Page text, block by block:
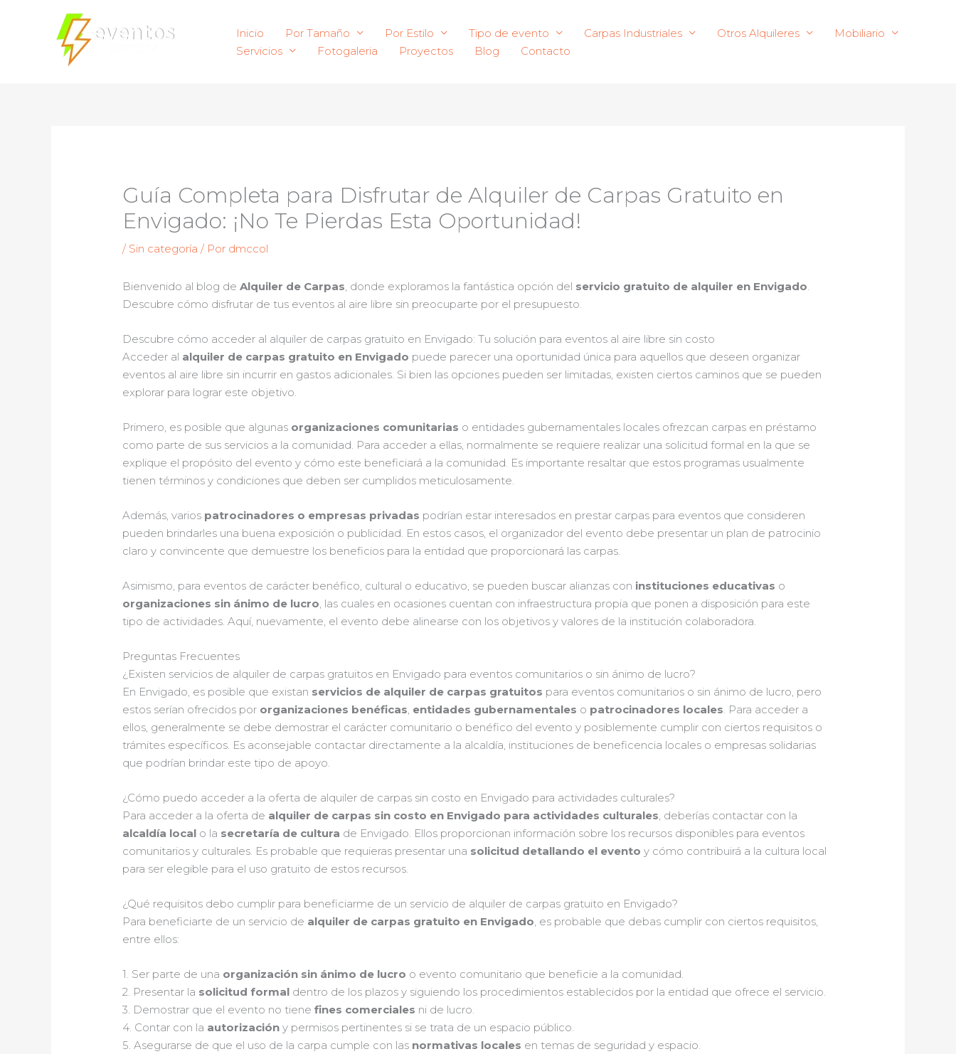
Inicio Por Tamaño Por Estilo Tipo de evento Carpas Industriales Otros Alquileres
Mobiliario
Servicios
Fotogaleria Proyectos Blog Contacto
Guía Completa para Disfrutar de Alquiler de Carpas Gratuito en
Envigado: ¡No Te Pierdas Esta Oportunidad!
/ Sin categoría / Por dmccol
Bienvenido al blog deAlquiler de Carpas, donde exploramos la fantástica opción del servicio gratuito de alquiler en Envigado.
Descubre cómo disfrutar de tus eventos al aire libre sin preocuparte por el presupuesto.
Descubre cómo acceder al alquiler de carpas gratuito en Envigado: Tu solución para eventos al aire libre sin costo
Acceder al alquiler de carpas gratuito en Envigado puede parecer una oportunidad única para aquellos que deseen organizar
eventos al aire libre sin incurrir en gastos adicionales. Si bien las opciones pueden ser limitadas, existen ciertos caminos que se pueden
explorar para lograr este objetivo.
Primero, es posible que algunas organizaciones comunitarias o entidades gubernamentales locales ofrezcan carpas en préstamo
como parte de sus servicios a la comunidad. Para acceder a ellas, normalmente se requiere realizar una solicitud formal en la que se
explique el propósito del evento y cómo este beneficiará a la comunidad. Es importante resaltar que estos programas usualmente
tienen términos y condiciones que deben ser cumplidos meticulosamente.
Además, varios patrocinadores o empresas privadas podrían estar interesados en prestar carpas para eventos que consideren
pueden brindarles una buena exposición o publicidad. En estos casos, el organizador del evento debe presentar un plan de patrocinio
claro y convincente que demuestre los beneficios para la entidad que proporcionará las carpas.
Asimismo, para eventos de carácter benéfico, cultural o educativo, se pueden buscar alianzas con instituciones educativas o
organizaciones sin ánimo de lucro, las cuales en ocasiones cuentan con infraestructura propia que ponen a disposición para este
tipo de actividades. Aquí, nuevamente, el evento debe alinearse con los objetivos y valores de la institución colaboradora.
Preguntas Frecuentes
¿Existen servicios de alquiler de carpas gratuitos en Envigado para eventos comunitarios o sin ánimo de lucro?
En Envigado, es posible que existan servicios de alquiler de carpas gratuitos para eventos comunitarios o sin ánimo de lucro, pero
estos serían ofrecidos por organizaciones benéficas, entidades gubernamentales o patrocinadores locales. Para acceder a
ellos, generalmente se debe demostrar el carácter comunitario o benéfico del evento y posiblemente cumplir con ciertos requisitos o
trámites específicos. Es aconsejable contactar directamente a la alcaldía, instituciones de beneficencia locales o empresas solidarias
que podrían brindar este tipo de apoyo.
¿Cómo puedo acceder a la oferta de alquiler de carpas sin costo en Envigado para actividades culturales?
Para acceder a la oferta de alquiler de carpas sin costo en Envigado para actividades culturales, deberías contactar con la
alcaldía local o la secretaría de cultura de Envigado. Ellos proporcionan información sobre los recursos disponibles para eventos
comunitarios y culturales. Es probable que requieras presentar una solicitud detallando el evento y cómo contribuirá a la cultura local
para ser elegible para el uso gratuito de estos recursos.
¿Qué requisitos debo cumplir para beneficiarme de un servicio de alquiler de carpas gratuito en Envigado?
Para beneficiarte de un servicio de alquiler de carpas gratuito en Envigado, es probable que debas cumplir con ciertos requisitos,
entre ellos:
1. Ser parte de una organización sin ánimo de lucro o evento comunitario que beneficie a la comunidad.
2. Presentar la solicitud formal dentro de los plazos y siguiendo los procedimientos establecidos por la entidad que ofrece el servicio.
3. Demostrar que el evento no tienefines comerciales ni de lucro.
4. Contar con la autorización y permisos pertinentes si se trata de un espacio público.
5. Asegurarse de que el uso de la carpa cumple con las normativas locales en temas de seguridad y espacio.